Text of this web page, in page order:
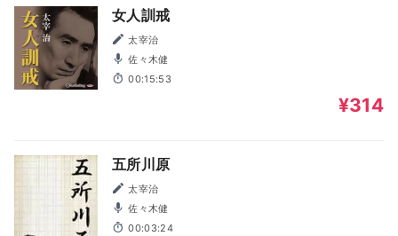
女人訓戒
太宰治
佐々木健
00:15:53
¥314
五所川原
太宰治
佐々木健
00:03:24